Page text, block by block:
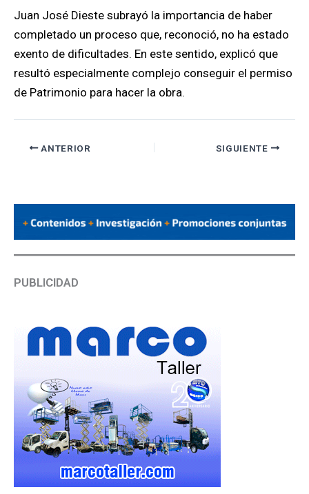
Juan José Dieste subrayó la importancia de haber
completado un proceso que, reconoció, no ha estado
exento de dificultades. En este sentido, explicó que
resultó especialmente complejo conseguir el permiso
de Patrimonio para hacer la obra.
ANTERIOR SIGUIENTE
PUBLICIDAD